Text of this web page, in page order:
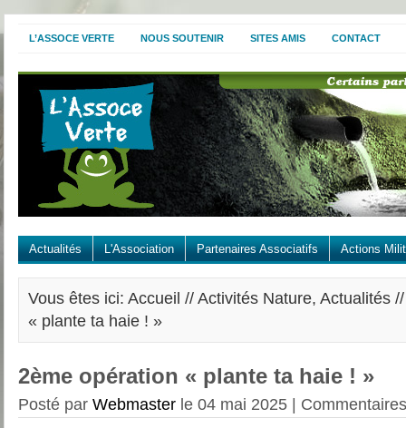
L’ASSOCE VERTE NOUS SOUTENIR SITES AMIS CONTACT
Actualités L'Association Partenaires Associatifs Actions
Vous êtes ici: Accueil // Activités Nature, Actualités
« plante ta haie ! »
2ème opération « plante ta haie ! »
Posté par Webmaster le 04 mai 2025 |